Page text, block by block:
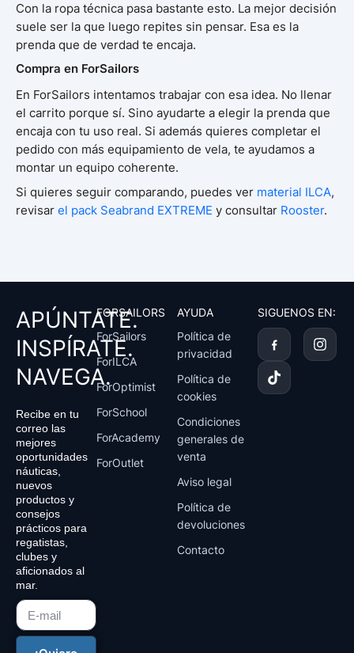
Con la ropa técnica pasa bastante esto. La mejor decisión
suele ser la que luego repites sin pensar. Esa es la
prenda que de verdad te encaja.
Compra en ForSailors
En ForSailors intentamos trabajar con esa idea. No llenar
el carrito porque sí. Sino ayudarte a elegir la prenda que
encaja con tu uso real. Si además quieres completar el
pedido con más equipamiento de vela, te ayudamos a
montar un equipo coherente.
Si quieres seguir comparando, puedes ver material ILCA,
revisar el pack Seabrand EXTREME y consultar Rooster.
APÚNTATE.
INSPÍRATE.
NAVEGA.
Recibe en tu
correo las
mejores
oportunidades
náuticas,
nuevos
productos y
consejos
prácticos para
regatistas,
clubes y
aficionados al
mar.
FORSAILORS
ForSailors
ForILCA
ForOptimist
ForSchool
ForAcademy
ForOutlet
AYUDA
Política de
privacidad
Política de
cookies
Condiciones
generales de
venta
Aviso legal
Política de
devoluciones
Contacto
SIGUENOS EN:
I
n
s
T
i
t
o